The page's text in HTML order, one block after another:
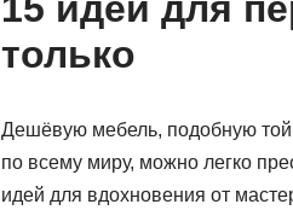
только
Дешёвую мебель, подобную
по всему миру, можно легко
идей для вдохновения от